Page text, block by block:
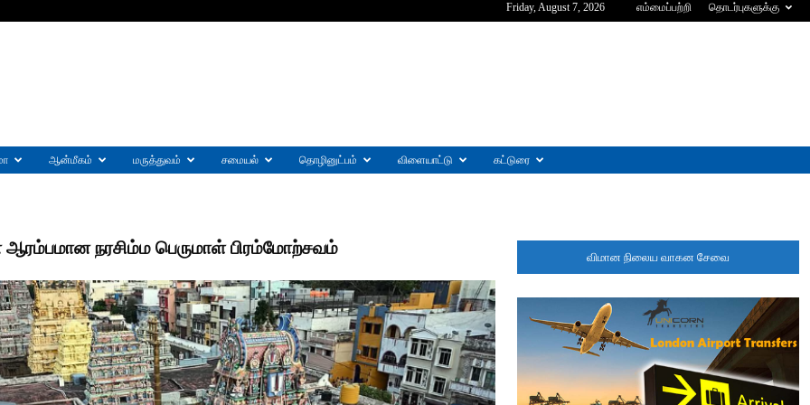
Friday, August 7, 2026 எம்மைப்பற்றி தொடர்புகளுக்கு
ஆன்மீகம் மருத்துவம் சமையல் தொழினுட்பம் விளையாட்டு கட்டுரை
நரசிம்ம பெருமாள் பிரம்மோற்சவம் விமான நிலைய வாகன சேவை